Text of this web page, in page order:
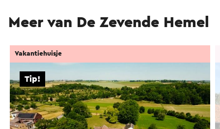
Meer van De Zevende Hemel
Tip!
Vakantiehuisje